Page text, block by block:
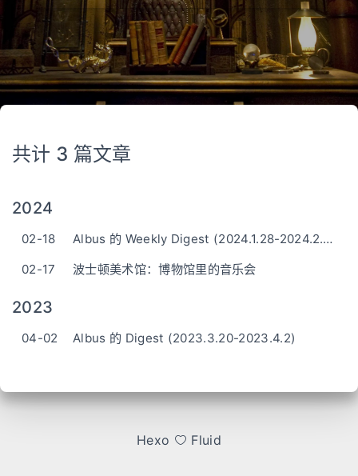
共计 3 篇文章
2024
02-18
Albus 的 Weekly Digest (2024.1.28-2024.2.17)
02-17
波士顿美术馆：博物馆里的音乐会
2023
04-02 Albus 的 Digest (2023.3.20-2023.4.2)
Hexo Fluid